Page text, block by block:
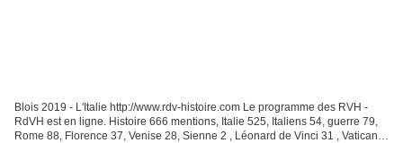
Blois 2019 - L'Italie http://www.rdv-histoire.com Le programme des RVH -
RdVH est en ligne. Histoire 666 mentions, Italie 525, Italiens 54, guerre 79,
Rome 88, Florence 37, Venise 28, Sienne 2 , Léonard de Vinci 31 , Vatican